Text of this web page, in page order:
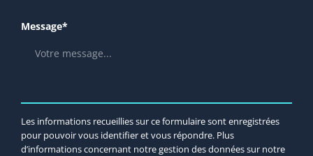
Message*
Les informations recueillies sur ce formulaire sont enregistrées
pour pouvoir vous identifier et vous répondre. Plus
d’informations concernant notre gestion des données sur notre